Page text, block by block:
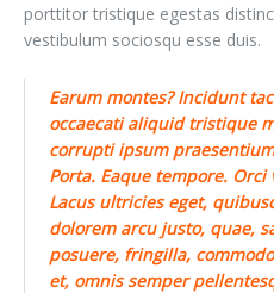
porttitor tristique egestas
vestibulum sociosqu esse duis.
Earum montes? Incidunt
occaecati aliquid tristique
corrupti ipsum
Porta. Eaque tempore.
Lacus ultricies eget,
dolorem arcu justo, quae,
posuere, fringilla,
et, omnis semper